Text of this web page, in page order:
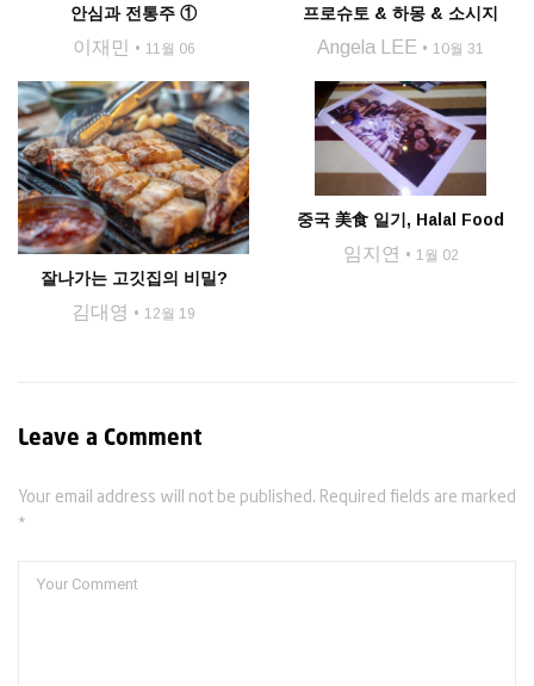
안심과 전통주 ①
이재민 11월 06
프로슈토 & 하몽 & 소시지
Angela LEE 10월 31
잘나가는 고깃집의 비밀?
김대영 12월 19
중국 美食 일기, Halal Food
임지연 1월 02
Leave a Comment
Your email address will not be published. Required fields are marked
*